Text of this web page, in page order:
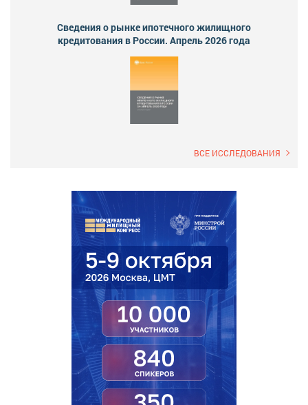
Сведения о рынке ипотечного жилищного
кредитования в России. Апрель 2026 года
ВСЕ ИССЛЕДОВАНИЯ